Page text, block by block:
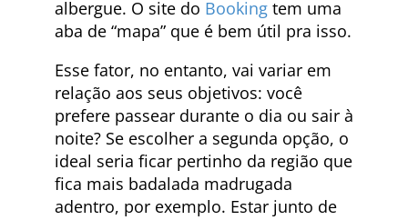
albergue. O site do Booking tem uma
aba de “mapa” que é bem útil pra isso.
Esse fator, no entanto, vai variar em
relação aos seus objetivos: você
prefere passear durante o dia ou sair à
noite? Se escolher a segunda opção, o
ideal seria ficar pertinho da região que
fica mais badalada madrugada
adentro, por exemplo. Estar junto de